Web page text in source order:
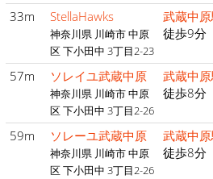
33m StellaHawks
神奈川県 川崎市 中原
区 下小田中 3丁目2-23
武蔵中
徒歩9分
57m ソレイユ武蔵中原
神奈川県 川崎市 中原
区 下小田中 3丁目2-26
武蔵中
徒歩8分
59m ソレーユ武蔵中原
神奈川県 川崎市 中原
区 下小田中 3丁目2-26
武蔵中
徒歩8分